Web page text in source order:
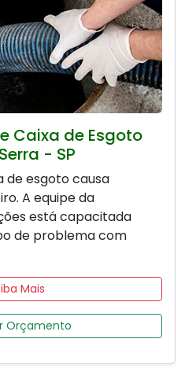
Caixa de Esgoto
- SP
de esgoto causa
A equipe da
está capacitada
de problema com
Mais
Orçamento